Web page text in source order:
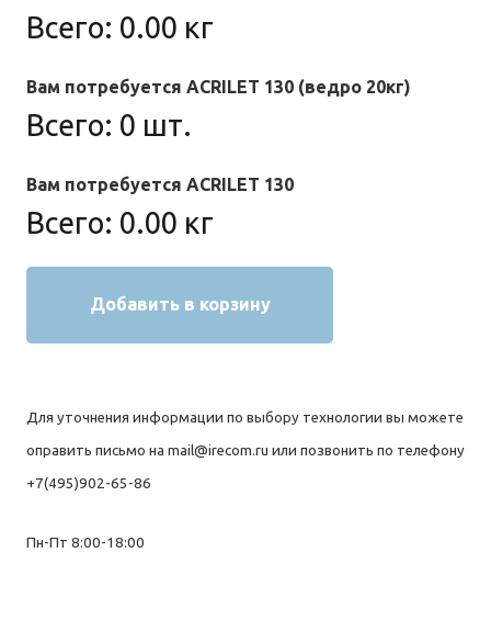
Всего: 0.00 кг
Вам потребуется ACRILET 130 (ведро 20кг)
Всего: 0 шт.
Вам потребуется ACRILET 130
Всего: 0.00 кг
Добавить в корзину
Для уточнения информации по выбору технологии вы можете
оправить письмо на mail@irecom.ru или позвонить по телефону
+7(495)902-65-86
Пн-Пт 8:00-18:00